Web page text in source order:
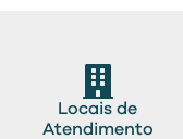
Locais de
Atendimento